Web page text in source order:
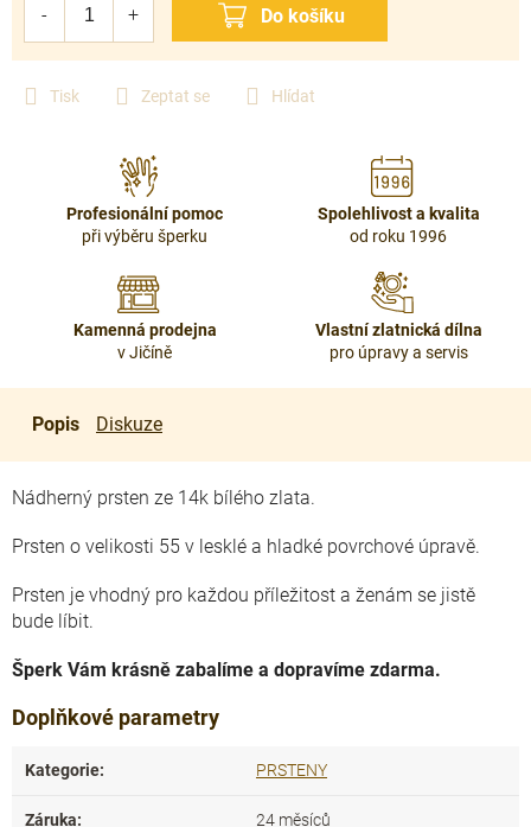
Tisk Zeptat se Hlídat
Profesionální pomoc
při výběru šperku
Spolehlivost a kvalita
od roku 1996
Kamenná prodejna
v Jičíně
Vlastní zlatnická dílna
pro úpravy a servis
Popis Diskuze
Nádherný prsten ze 14k bílého zlata.
Prsten o velikosti 55 v lesklé a hladké povrchové úpravě.
Prsten je vhodný pro každou příležitost a ženám se jistě
bude líbit.
Šperk Vám krásně zabalíme a dopravíme zdarma.
Doplňkové parametry
Kategorie: PRSTENY
Záruka: 24 měsíců